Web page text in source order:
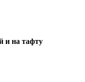
и на тафту